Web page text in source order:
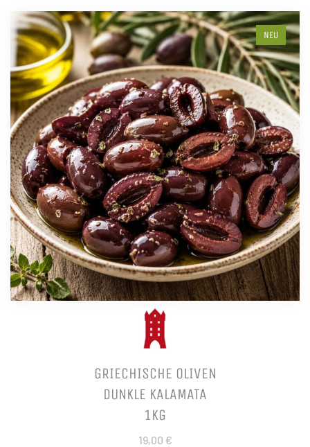
NEU
GRIECHISCHE OLIVEN
DUNKLE KALAMATA
1KG
19,00 €